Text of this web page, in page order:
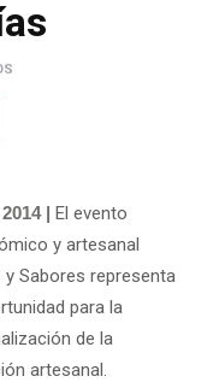
| El evento
y artesanal
y Sabores representa
para la
de la
artesanal.